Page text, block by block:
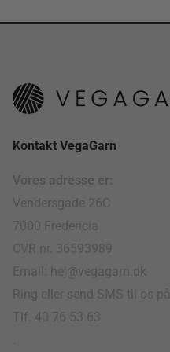
Kontakt VegaGarn
Vores adresse er:
Vendersgade 26C
7000 Fredericia
CVR nr. 36593989
Email: hej@vegagarn.dk
Ring eller send SMS til os på:
Tlf. 40 76 53 63